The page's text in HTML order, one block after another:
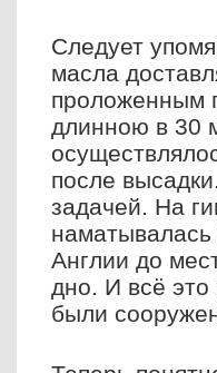
Следует
масла
проложенным
длинною в 30
после
задачей. На
наматывалась
Англии до
дно. И всё
были